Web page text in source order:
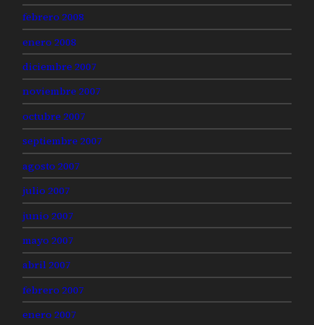
febrero 2008
enero 2008
diciembre 2007
noviembre 2007
octubre 2007
septiembre 2007
agosto 2007
julio 2007
junio 2007
mayo 2007
abril 2007
febrero 2007
enero 2007